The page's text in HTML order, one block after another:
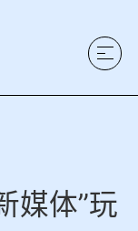
媒体”玩